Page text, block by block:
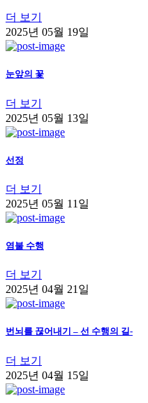
더 보기
2025년 05월 19일
눈앞의 꽃
더 보기
2025년 05월 13일
선정
더 보기
2025년 05월 11일
염불 수행
더 보기
2025년 04월 21일
번뇌를 끊어내기 – 선 수행의 길-
더 보기
2025년 04월 15일